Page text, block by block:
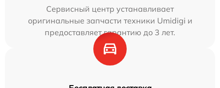
Сервисный центр устанавливает
оригинальные запчасти техники Umidigi и
предоставляет гарантию до 3 лет.